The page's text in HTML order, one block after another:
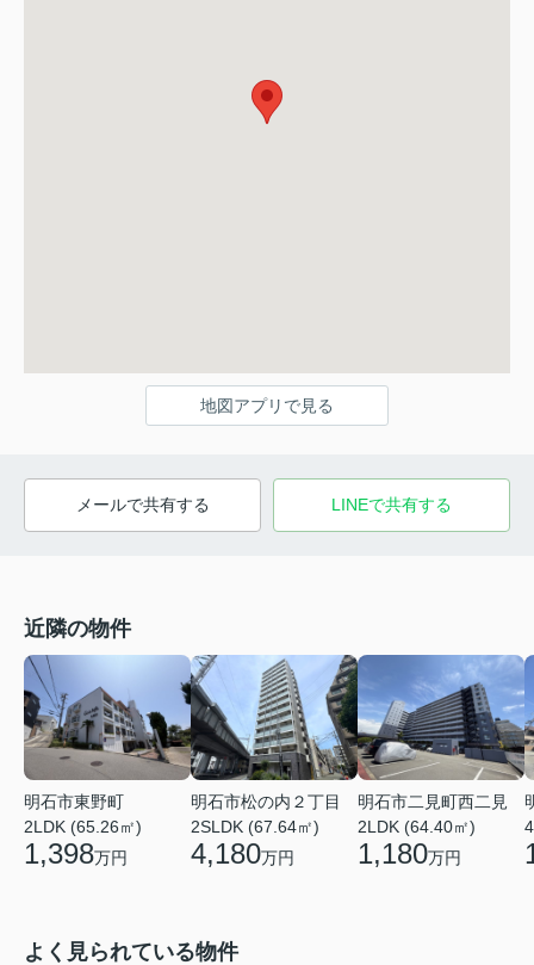
地図アプリで見る
メールで共有する LINEで共有する
近隣の物件
明石市東野町
2LDK (65.26㎡)
1,398万円
明石市松の内２丁目
2SLDK (67.64㎡)
4,180万円
明石市二見町西二見
2LDK (64.40㎡)
1,180万円
よく見られている物件